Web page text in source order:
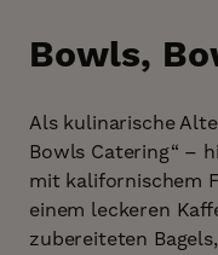
Bowls,
Als kulinarische
Bowls Catering“ –
mit kalifornischem
einem leckeren
zubereiteten